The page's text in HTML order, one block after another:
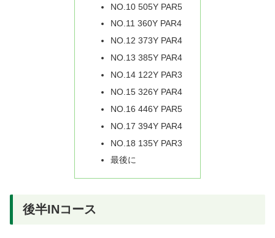
NO.10 505Y PAR5
NO.11 360Y PAR4
NO.12 373Y PAR4
NO.13 385Y PAR4
NO.14 122Y PAR3
NO.15 326Y PAR4
NO.16 446Y PAR5
NO.17 394Y PAR4
NO.18 135Y PAR3
最後に
後半INコース